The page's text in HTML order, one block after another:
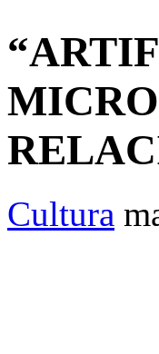
Cultura